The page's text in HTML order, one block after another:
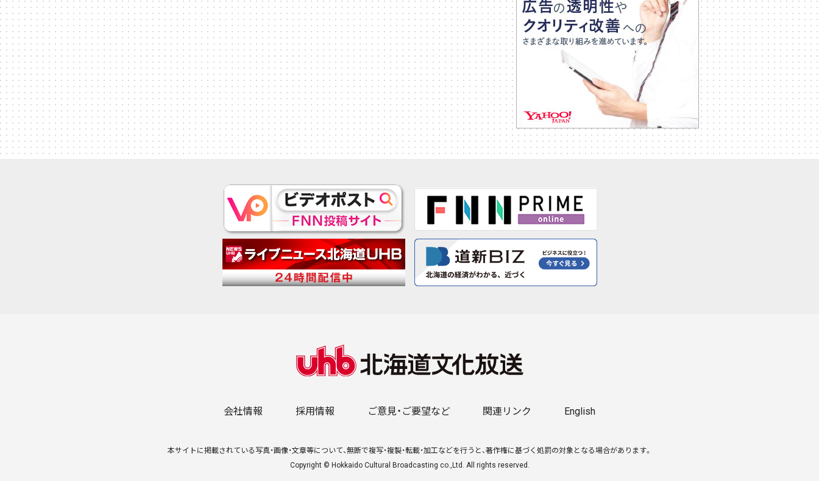
会社情報 採用情報 ご意見・ご要望など 関連リンク English
本サイトに掲載されている写真・画像・文章等について、無断で複写・複製・転載・加工などを行うと、著作権に基づく処罰の対象となる場合があります。
Copyright © Hokkaido Cultural Broadcasting co.,Ltd. All rights reserved.